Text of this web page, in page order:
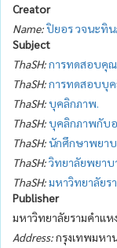
Creator
Name:ปิยอร วจนะทิ
Subject
ThaSH:การทดสอบคุ
ThaSH:การทดสอบบุค
ThaSH:บุคลิกภาพ.
ThaSH:บุคลิกภาพกับ
ThaSH:นักศึกษาพยา
ThaSH:วิทยาลัยพยา
ThaSH:มหาวิทยาลัยร
Publisher
มหาวิทยาลัยรามคำแห
Address:กรุงเทพมหา